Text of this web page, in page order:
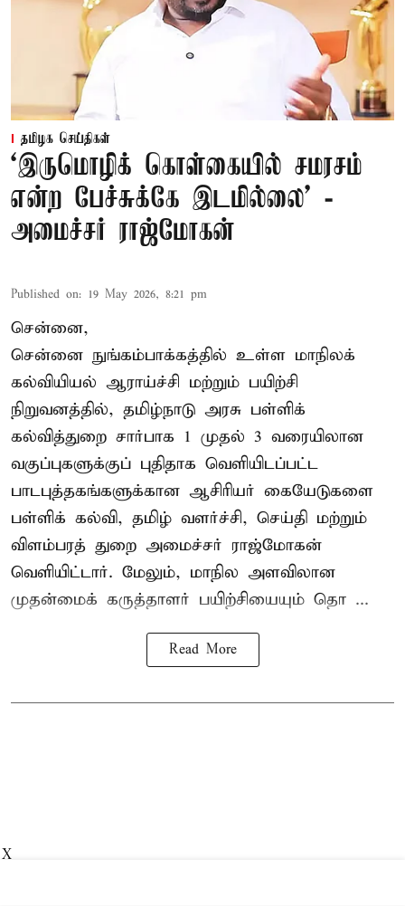
தமிழக செய்திகள்
‘இருமொழிக் கொள்கையில் சமரசம்
என்ற பேச்சுக்கே இடமில்லை’ -
அமைச்சர் ராஜ்மோகன்
Published on: 19 May 2026, 8:21 pm
சென்னை,
சென்னை நுங்கம்பாக்கத்தில் உள்ள மாநிலக்
கல்வியியல் ஆராய்ச்சி மற்றும் பயிற்சி
நிறுவனத்தில், தமிழ்நாடு அரசு பள்ளிக்
கல்வித்துறை சார்பாக 1 முதல் 3 வரையிலான
வகுப்புகளுக்குப் புதிதாக வெளியிடப்பட்ட
பாடபுத்தகங்களுக்கான ஆசிரியர் கையேடுகளை
பள்ளிக் கல்வி, தமிழ் வளர்ச்சி, செய்தி மற்றும்
விளம்பரத் துறை அமைச்சர் ராஜ்மோகன்
வெளியிட்டார். மேலும், மாநில அளவிலான
முதன்மைக் கருத்தாளர் பயிற்சியையும் தொ ...
Read More
X